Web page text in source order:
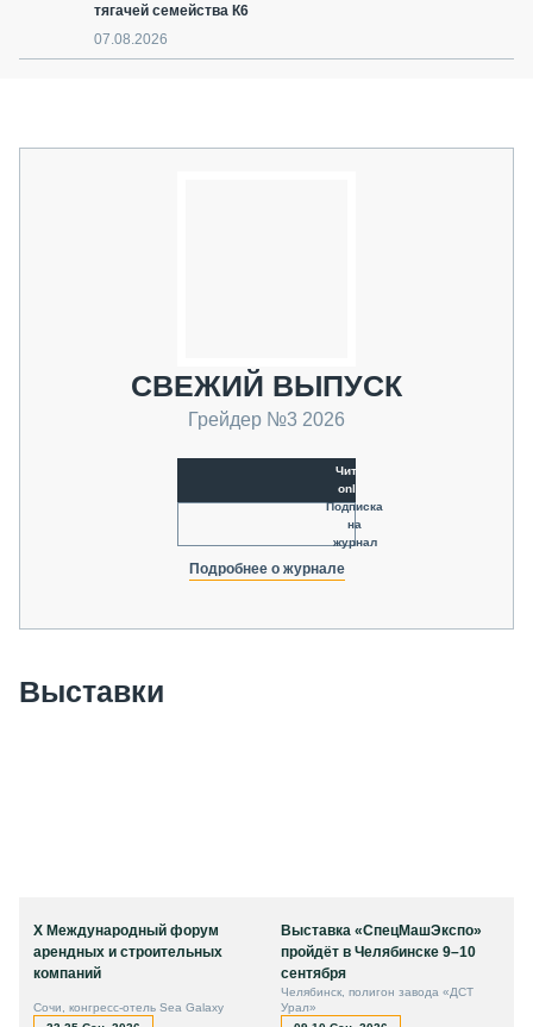
тягачей семейства К6
07.08.2026
СВЕЖИЙ ВЫПУСК
Грейдер №3 2026
Читать
online
Подписка
на
журнал
Подробнее о журнале
Выставки
X Международный форум
арендных и строительных
компаний
Сочи, конгресс-отель Sea Galaxy
Выставка «СпецМашЭкспо»
пройдёт в Челябинске 9–10
сентября
Челябинск, полигон завода «ДСТ
Урал»